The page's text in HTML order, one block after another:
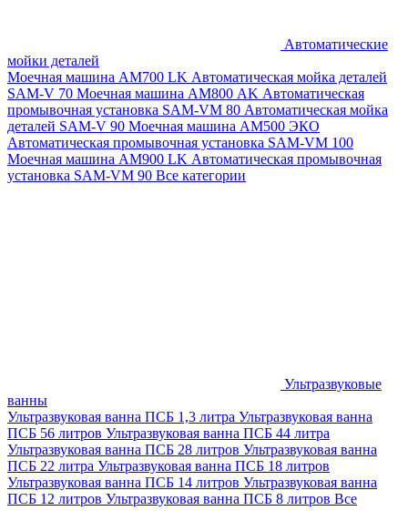
Автоматические
мойки деталей
Моечная машина AM700 LK Автоматическая мойка деталей
SAM-V 70 Моечная машина АМ800 AK Автоматическая
промывочная установка SAM-VM 80 Автоматическая мойка
деталей SAM-V 90 Моечная машина АМ500 ЭКО
Автоматическая промывочная установка SAM-VM 100
Моечная машина AM900 LK Автоматическая промывочная
установка SAM-VM 90 Все категории
Ультразвуковые
ванны
Ультразвуковая ванна ПСБ 1,3 литра Ультразвуковая ванна
ПСБ 56 литров Ультразвуковая ванна ПСБ 44 литра
Ультразвуковая ванна ПСБ 28 литров Ультразвуковая ванна
ПСБ 22 литра Ультразвуковая ванна ПСБ 18 литров
Ультразвуковая ванна ПСБ 14 литров Ультразвуковая ванна
ПСБ 12 литров Ультразвуковая ванна ПСБ 8 литров Все